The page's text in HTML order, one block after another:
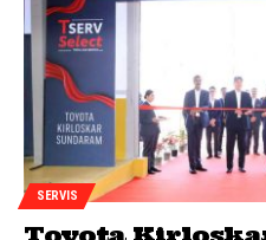
SERVIS